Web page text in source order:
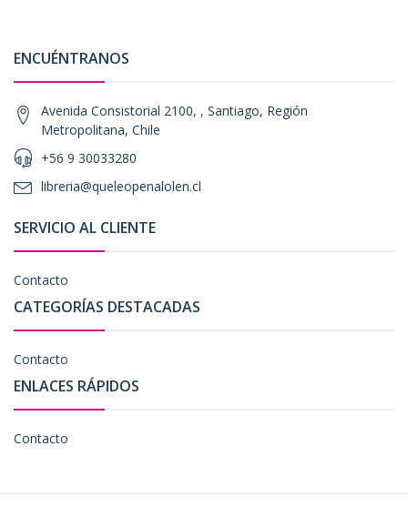
ENCUÉNTRANOS
Avenida Consistorial 2100, , Santiago, Región
Metropolitana, Chile
+56 9 30033280
libreria@queleopenalolen.cl
SERVICIO AL CLIENTE
Contacto
CATEGORÍAS DESTACADAS
Contacto
ENLACES RÁPIDOS
Contacto